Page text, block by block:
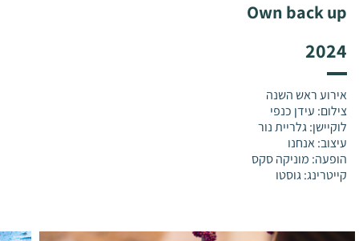
Own back up
2024
אירוע ראש השנה
צילום: עידן כנפי
לוקיישן: גלריית נור
עיצוב: אנחנו
הופעה: מוניקה סקס
קייטרינג: גוסטו